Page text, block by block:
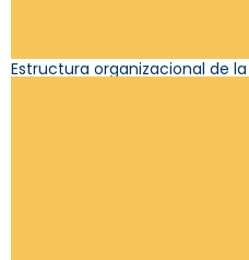
Estructura organizacional de la